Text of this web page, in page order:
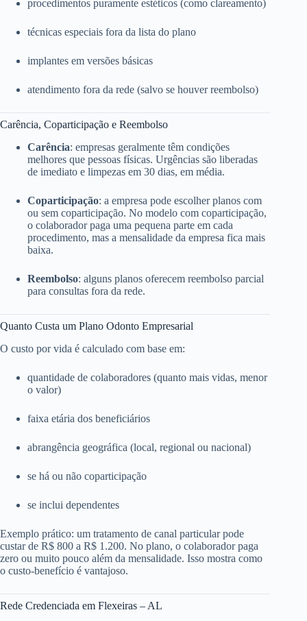
procedimentos puramente estéticos (como clareamento)
técnicas especiais fora da lista do plano
implantes em versões básicas
atendimento fora da rede (salvo se houver reembolso)
Carência, Coparticipação e Reembolso
Carência: empresas geralmente têm condições
melhores que pessoas físicas. Urgências são liberadas
de imediato e limpezas em 30 dias, em média.
Coparticipação: a empresa pode escolher planos com
ou sem coparticipação. No modelo com coparticipação,
o colaborador paga uma pequena parte em cada
procedimento, mas a mensalidade da empresa fica mais
baixa.
Reembolso: alguns planos oferecem reembolso parcial
para consultas fora da rede.
Quanto Custa um Plano Odonto Empresarial
O custo por vida é calculado com base em:
quantidade de colaboradores (quanto mais vidas, menor
o valor)
faixa etária dos beneficiários
abrangência geográfica (local, regional ou nacional)
se há ou não coparticipação
se inclui dependentes
Exemplo prático: um tratamento de canal particular pode
custar de R$ 800 a R$ 1.200. No plano, o colaborador paga
zero ou muito pouco além da mensalidade. Isso mostra como
o custo-benefício é vantajoso.
Rede Credenciada em Flexeiras – AL